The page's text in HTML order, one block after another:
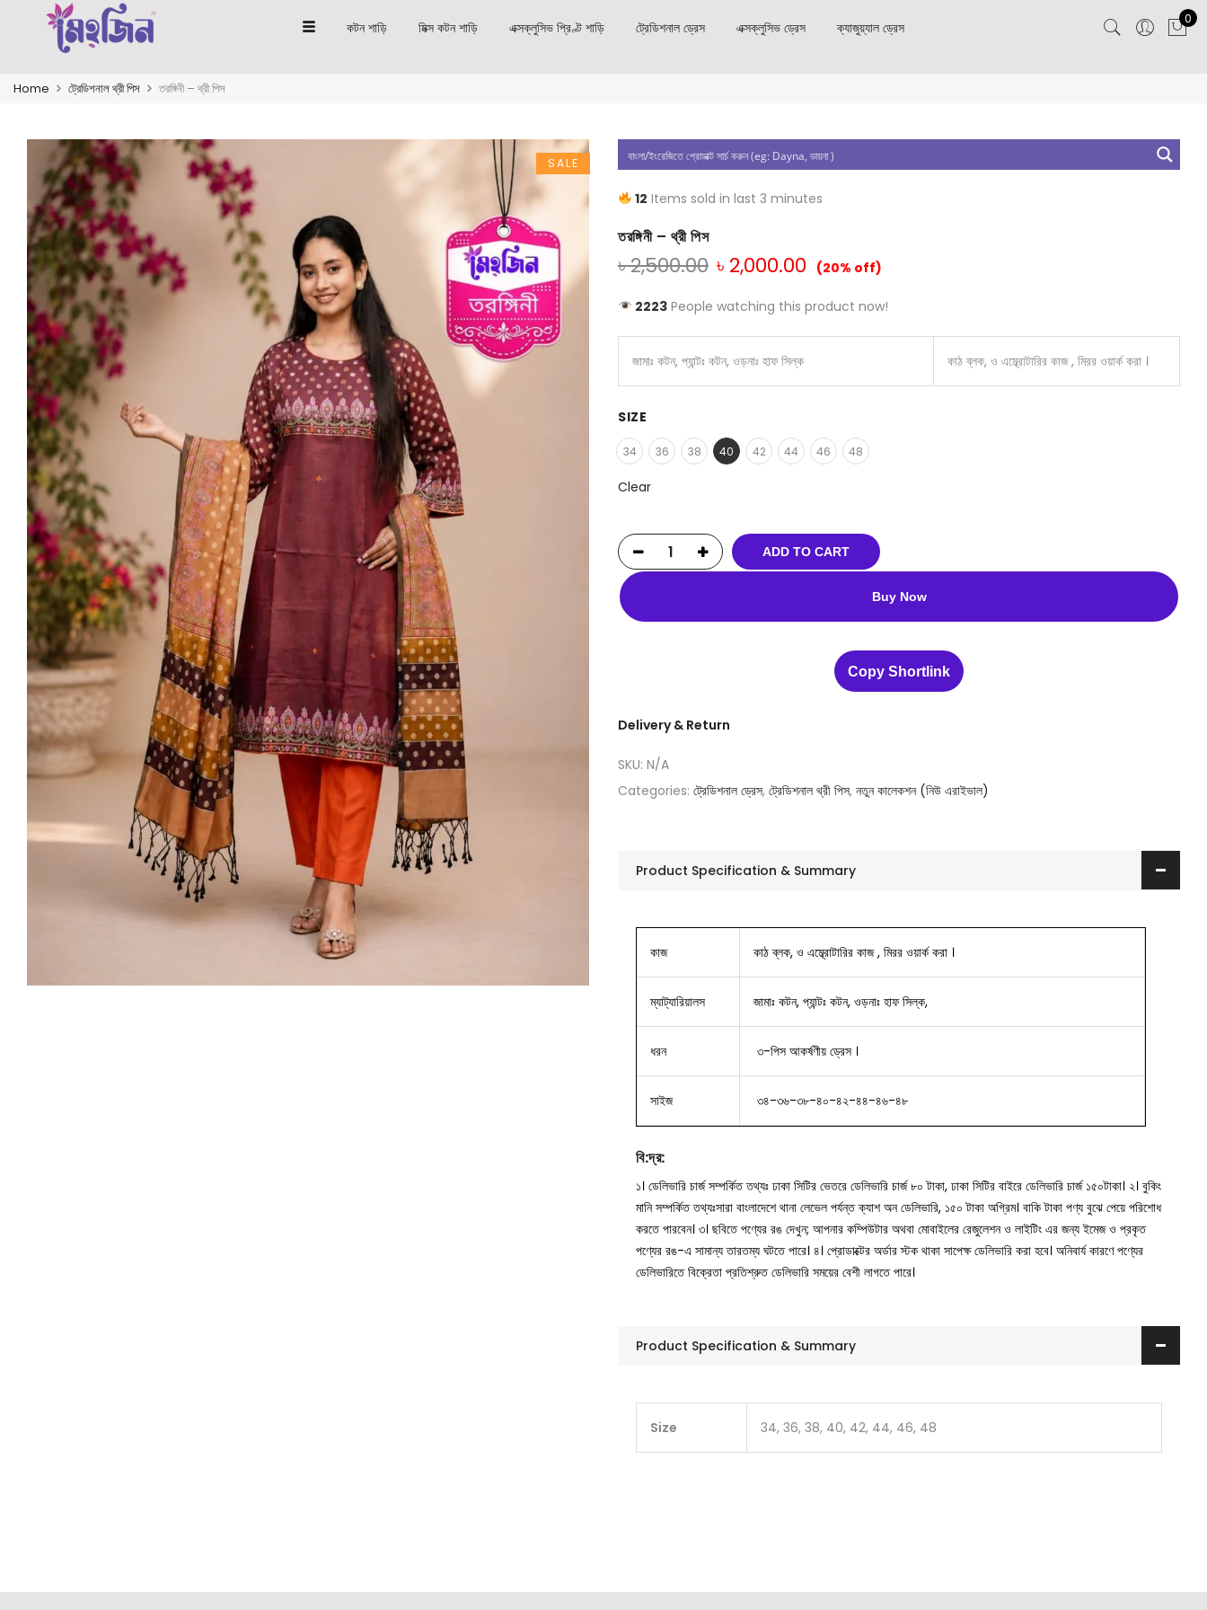
কটন শাড়ি মিক্স কটন শাড়ি এক্সক্লুসিভ প্রিণ্ট শাড়ি ট্রেডিশনাল ড্রেস এক্সক্লুসিভ ড্রেস ক্যাজুয়্যাল ড্রেস
0
Home ট্রেডিশনাল থ্রী পিস তরঙ্গিনী – থ্রী পিস
SALE
12 Items sold in last 3 minutes
তরঙ্গিনী – থ্রী পিস
৳2,500.00 ৳ 2,000.00 (20% off)
2223People watching this product now!
জামাঃ কটন, প্যান্টঃ কটন, ওড়নাঃ হাফ সিল্ক কাঠ ব্লক, ও এম্ব্রোটারির কাজ , মিরর ওয়ার্ক করা ।
SIZE
34 36 38 40 42 44 46 48
Clear
ADD TO CART
Buy Now
Copy Shortlink
Delivery & Return
SKU: N/A
Categories: ট্রেডিশনাল ড্রেস, ট্রেডিশনাল থ্রী পিস, নতুন কালেকশন (নিউ এরাইভাল)
Product Specification & Summary
কাজ কাঠ ব্লক, ও এম্ব্রোটারির কাজ , মিরর ওয়ার্ক করা ।
ম্যাট্যারিয়ালস জামাঃ কটন, প্যান্টঃ কটন, ওড়নাঃ হাফ সিল্ক,
ধরন ৩-পিস আকর্ষণীয় ড্রেস ।
সাইজ ৩৪-৩৬-৩৮-৪০-৪২-৪৪-৪৬-৪৮
বি:দ্র:
১। ডেলিভারি চার্জ সম্পর্কিত তথ্যঃ ঢাকা সিটির ভেতরে ডেলিভারি চার্জ ৮০ টাকা, ঢাকা সিটির বাইরে ডেলিভারি চার্জ ১৫০টাকা। ২। বুকিং
মানি সম্পর্কিত তথ্যঃসারা বাংলাদেশে থানা লেভেল পর্যন্ত ক্যাশ অন ডেলিভারি, ১৫০ টাকা অগ্রিম। বাকি টাকা পণ্য বুঝে পেয়ে পরিশোধ
করতে পারবেন। ৩। ছবিতে পণ্যের রঙ দেখুন; আপনার কম্পিউটার অথবা মোবাইলের রেজুলেশন ও লাইটিং এর জন্য ইমেজ ও প্রকৃত
পণ্যের রঙ-এ সামান্য তারতম্য ঘটতে পারে। ৪। প্রোডাক্টের অর্ডার স্টক থাকা সাপেক্ষ ডেলিভারি করা হবে। অনিবার্য কারণে পণ্যের
ডেলিভারিতে বিক্রেতা প্রতিশ্রুত ডেলিভারি সময়ের বেশী লাগতে পারে।
Product Specification & Summary
Size 34, 36, 38, 40, 42, 44, 46, 48